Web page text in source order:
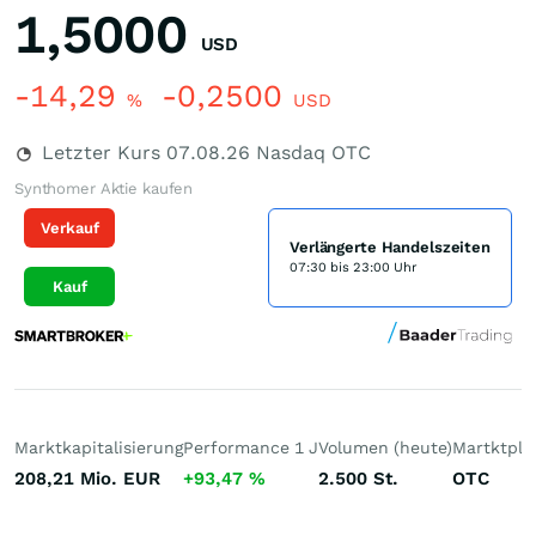
1,5000 USD
-14,29 % -0,2500 USD
Letzter Kurs 07.08.26 Nasdaq OTC
Synthomer Aktie kaufen
Verkauf
Kauf
Verlängerte Handelszeiten
07:30 bis 23:00 Uhr
Marktkapitalisierung
208,21 Mio. EUR
Performance 1 J
+93,47 %
Volumen (heute)
2.500 St. OTC